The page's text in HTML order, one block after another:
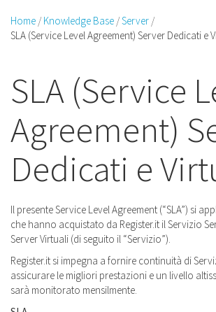
Home Knowledge Base Server
SLA (Service Level Agreement) Server Dedicati e
SLA (Service
Agreement)
Dedicati e
Il presente Service Level Agreement (“SLA”) si
che hanno acquistato da Register.it il Servizio
Server Virtuali (di seguito il “Servizio”).
Register.it si impegna a fornire continuità di
assicurare le migliori prestazioni e un livello
sarà monitorato mensilmente.